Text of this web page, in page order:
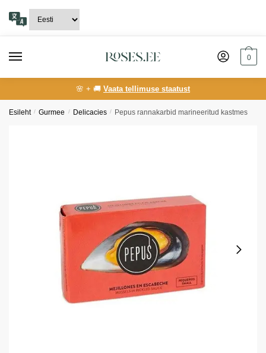
navigation
content
0
🌸 + 🚚 Vaata tellimuse staatust
Esileht / Gurmee / Delicacies / Pepus rannakarbid marineeritud kastmes